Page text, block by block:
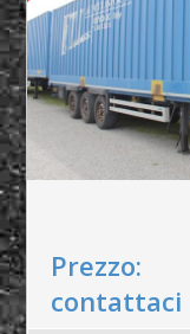
Prezzo:
contattaci